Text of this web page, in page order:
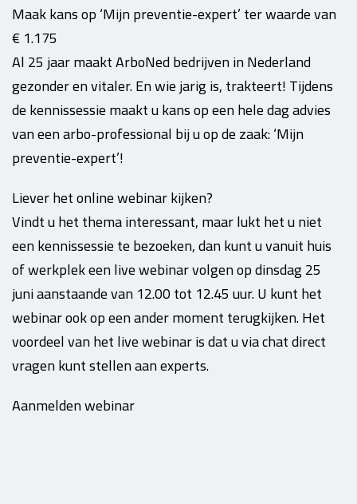
Maak kans op ‘Mijn preventie-expert’ ter waarde van
€ 1.175
Al 25 jaar maakt ArboNed bedrijven in Nederland
gezonder en vitaler. En wie jarig is, trakteert! Tijdens
de kennissessie maakt u kans op een hele dag advies
van een arbo-professional bij u op de zaak: ‘Mijn
preventie-expert’!
Liever het online webinar kijken?
Vindt u het thema interessant, maar lukt het u niet
een kennissessie te bezoeken, dan kunt u vanuit huis
of werkplek een live webinar volgen op dinsdag 25
juni aanstaande van 12.00 tot 12.45 uur. U kunt het
webinar ook op een ander moment terugkijken. Het
voordeel van het live webinar is dat u via chat direct
vragen kunt stellen aan experts.
Aanmelden webinar